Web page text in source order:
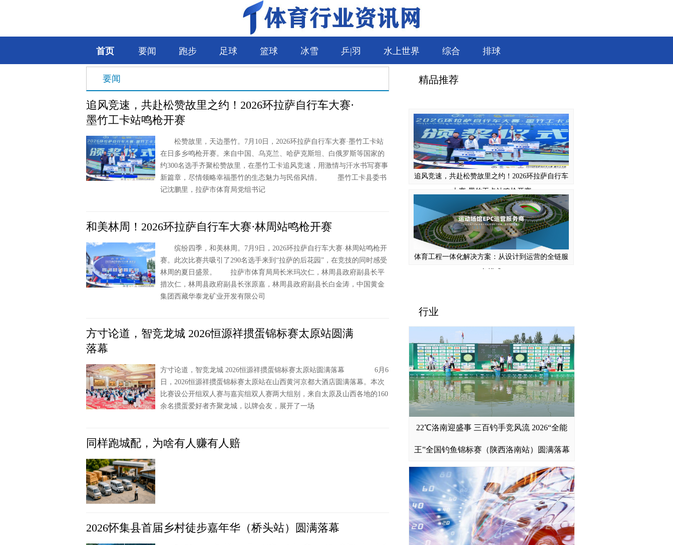
首页 要闻 跑步 足球 篮球 冰雪 乒|羽 水上世界 综合 排球
要闻
追风竞速，共赴松赞故里之约！2026环拉萨自行车大赛·
墨竹工卡站鸣枪开赛
松赞故里，天边墨竹。7月10日，2026环拉萨自行车大赛·墨竹工卡站
在日多乡鸣枪开赛。来自中国、乌克兰、哈萨克斯坦、白俄罗斯等国家的
约300名选手齐聚松赞故里，在墨竹工卡追风竞速，用激情与汗水书写赛事
新篇章，尽情领略幸福墨竹的生态魅力与民俗风情。 墨竹工卡县委书
记沈鹏里，拉萨市体育局党组书记
和美林周！2026环拉萨自行车大赛·林周站鸣枪开赛
缤纷四季，和美林周。7月9日，2026环拉萨自行车大赛·林周站鸣枪开
赛。此次比赛共吸引了290名选手来到“拉萨的后花园”，在竞技的同时感受
林周的夏日盛景。 拉萨市体育局局长米玛次仁，林周县政府副县长平
措次仁，林周县政府副县长张原嘉，林周县政府副县长白金涛，中国黄金
集团西藏华泰龙矿业开发有限公司
方寸论道，智竞龙城 2026恒源祥掼蛋锦标赛太原站圆满
落幕
方寸论道，智竞龙城 2026恒源祥掼蛋锦标赛太原站圆满落幕 6月6
日，2026恒源祥掼蛋锦标赛太原站在山西黄河京都大酒店圆满落幕。本次
比赛设公开组双人赛与嘉宾组双人赛两大组别，来自太原及山西各地的160
余名掼蛋爱好者齐聚龙城，以牌会友，展开了一场
同样跑城配，为啥有人赚有人赔
2026怀集县首届乡村徒步嘉年华（桥头站）圆满落幕
精品推荐
追风竞速，共赴松赞故里之约！2026环拉萨自行车
大赛·墨竹工卡站鸣枪开赛
体育工程一体化解决方案：从设计到运营的全链服
和美林周！2026环拉萨自行车大赛·林周站鸣枪开
赛
齐齐哈尔工程学院：低分段考生的全日制本科保底
方案
2026泳池建材品牌排名出炉，不同场景选材适配指
南
行业
22℃洛南迎盛事 三百钓手竞风流 ​2026“全能
王”全国钓鱼锦标赛（陕西洛南站）圆满落幕